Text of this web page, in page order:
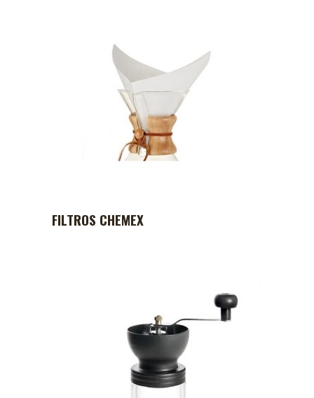
ADD TO CART
FILTROS CHEMEX